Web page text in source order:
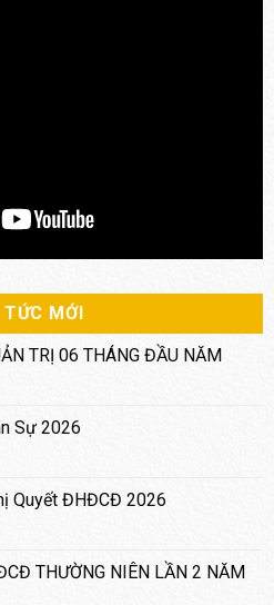
MỚI
TRỊ 06 THÁNG ĐẦU NĂM
Sự 2026
Quyết ĐHĐCĐ 2026
THƯỜNG NIÊN LẦN 2 NĂM